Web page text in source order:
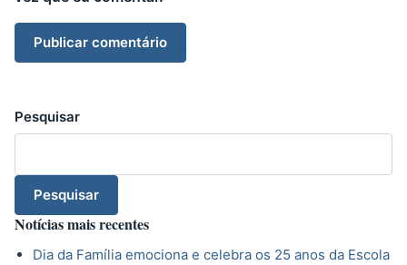
Pesquisar
Pesquisar
Notícias mais recentes
Dia da Família emociona e celebra os 25 anos da Escola